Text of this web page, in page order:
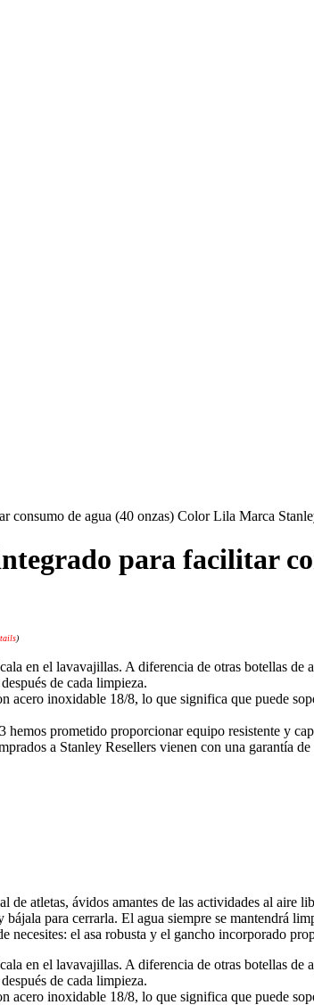
consumo de agua (40 onzas) Color Lila Marca
para facilitar
)
en el lavavajillas. A diferencia de otras botellas de
de cada limpieza.
acero inoxidable 18/8, lo que significa que puede
prometido proporcionar equipo resistente y
a Stanley Resellers vienen con una garantía
atletas, ávidos amantes de las actividades al aire
para cerrarla. El agua siempre se mantendrá
necesites: el asa robusta y el gancho incorporado
en el lavavajillas. A diferencia de otras botellas de
de cada limpieza.
acero inoxidable 18/8, lo que significa que puede